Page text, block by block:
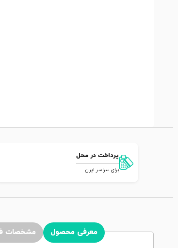
پرداخت در محل
برای سراسر ایران
معرفی محصول مشخصات